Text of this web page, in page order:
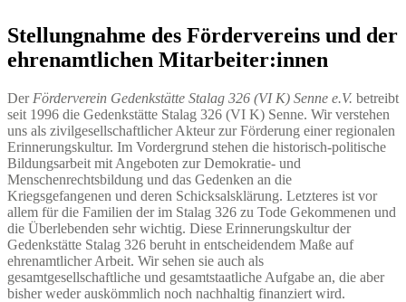
Stellungnahme des Fördervereins und der
ehrenamtlichen Mitarbeiter:innen
Der Förderverein Gedenkstätte Stalag 326 (VI K) Senne e.V. betreibt
seit 1996 die Gedenkstätte Stalag 326 (VI K) Senne. Wir verstehen
uns als zivilgesellschaftlicher Akteur zur Förderung einer regionalen
Erinnerungskultur. Im Vordergrund stehen die historisch-politische
Bildungsarbeit mit Angeboten zur Demokratie- und
Menschenrechtsbildung und das Gedenken an die
Kriegsgefangenen und deren Schicksalsklärung. Letzteres ist vor
allem für die Familien der im Stalag 326 zu Tode Gekommenen und
die Überlebenden sehr wichtig. Diese Erinnerungskultur der
Gedenkstätte Stalag 326 beruht in entscheidendem Maße auf
ehrenamtlicher Arbeit. Wir sehen sie auch als
gesamtgesellschaftliche und gesamtstaatliche Aufgabe an, die aber
bisher weder auskömmlich noch nachhaltig finanziert wird.